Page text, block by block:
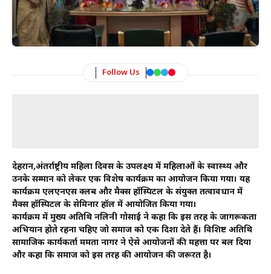
Follow Us
देहरादून,अंतर्राष्ट्रीय महिला दिवस के उपलक्ष्य में महिलाओं के स्वास्थ्य और
उनके सम्मान को लेकर एक विशेष कार्यक्रम का आयोजन किया गया। यह
कार्यक्रम एलएनएस क्लब और मैक्स हॉस्पिटल के संयुक्त तत्वावधान में
मैक्स हॉस्पिटल के सेमिनार हॉल में आयोजित किया गया।
कार्यक्रम में मुख्य अतिथि नलिनी गोसाई ने कहा कि इस तरह के जागरूकता
अभियान होते रहना चहिए जो समाज को एक दिशा देते हैं। विशिष्ट अतिथि
सामाजिक कार्यकर्ता ममता नागर ने ऐसे आयोजनों की महत्ता पर बल दिया
और कहा कि समाज को इस तरह की आयोजन की जरूरत है।